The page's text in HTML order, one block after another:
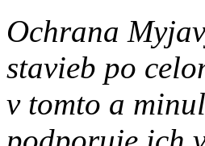
Ochrana
stavieb po
v tomto a